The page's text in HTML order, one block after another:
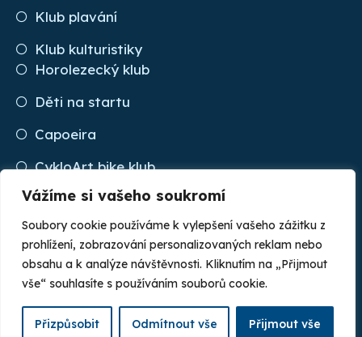
Vážíme si vašeho soukromí
Soubory cookie používáme k vylepšení vašeho zážitku z
prohlížení, zobrazování personalizovaných reklam nebo
obsahu a k analýze návštěvnosti. Kliknutím na „Přijmout
vše“ souhlasíte s používáním souborů cookie.
Přizpůsobit Odmítnout vše Přijmout vše
Klub plavání
Klub kulturistiky
Horolezecký klub
Děti na startu
Capoeira
CykloArt bike klub
ASPV Kopřivnice
© 2022 ASK Tatra Kopřivnice. All rights reserved. |
Cookie Policy
Vytvořil Plus Design & Marketing s.r.o.